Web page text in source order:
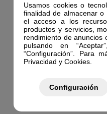
Usamos cookies o
finalidad de almacenar
el acceso a los
productos y servicios,
rendimiento de anuncios
pulsando en
“Configuración”. Para
Privacidad y Cookies.
Configuración